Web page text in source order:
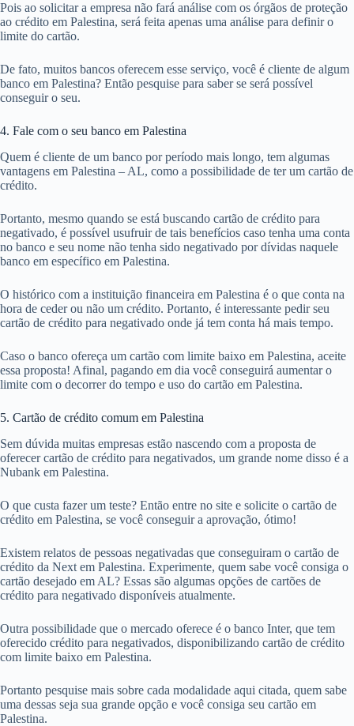
Pois ao solicitar a empresa não fará análise com os órgãos de proteção
ao crédito em Palestina, será feita apenas uma análise para definir o
limite do cartão.
De fato, muitos bancos oferecem esse serviço, você é cliente de algum
banco em Palestina? Então pesquise para saber se será possível
conseguir o seu.
4. Fale com o seu banco em Palestina
Quem é cliente de um banco por período mais longo, tem algumas
vantagens em Palestina – AL, como a possibilidade de ter um cartão de
crédito.
Portanto, mesmo quando se está buscando cartão de crédito para
negativado, é possível usufruir de tais benefícios caso tenha uma conta
no banco e seu nome não tenha sido negativado por dívidas naquele
banco em específico em Palestina.
O histórico com a instituição financeira em Palestina é o que conta na
hora de ceder ou não um crédito. Portanto, é interessante pedir seu
cartão de crédito para negativado onde já tem conta há mais tempo.
Caso o banco ofereça um cartão com limite baixo em Palestina, aceite
essa proposta! Afinal, pagando em dia você conseguirá aumentar o
limite com o decorrer do tempo e uso do cartão em Palestina.
5. Cartão de crédito comum em Palestina
Sem dúvida muitas empresas estão nascendo com a proposta de
oferecer cartão de crédito para negativados, um grande nome disso é a
Nubank em Palestina.
O que custa fazer um teste? Então entre no site e solicite o cartão de
crédito em Palestina, se você conseguir a aprovação, ótimo!
Existem relatos de pessoas negativadas que conseguiram o cartão de
crédito da Next em Palestina. Experimente, quem sabe você consiga o
cartão desejado em AL? Essas são algumas opções de cartões de
crédito para negativado disponíveis atualmente.
Outra possibilidade que o mercado oferece é o banco Inter, que tem
oferecido crédito para negativados, disponibilizando cartão de crédito
com limite baixo em Palestina.
Portanto pesquise mais sobre cada modalidade aqui citada, quem sabe
uma dessas seja sua grande opção e você consiga seu cartão em
Palestina.